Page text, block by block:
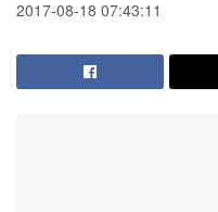
2017-08-18 07:43:11